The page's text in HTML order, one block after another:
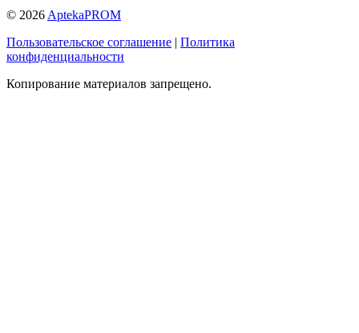
© 2026 AptekaPROM
Пользовательское соглашение | Политика
конфиденциальности
Копирование материалов запрещено.